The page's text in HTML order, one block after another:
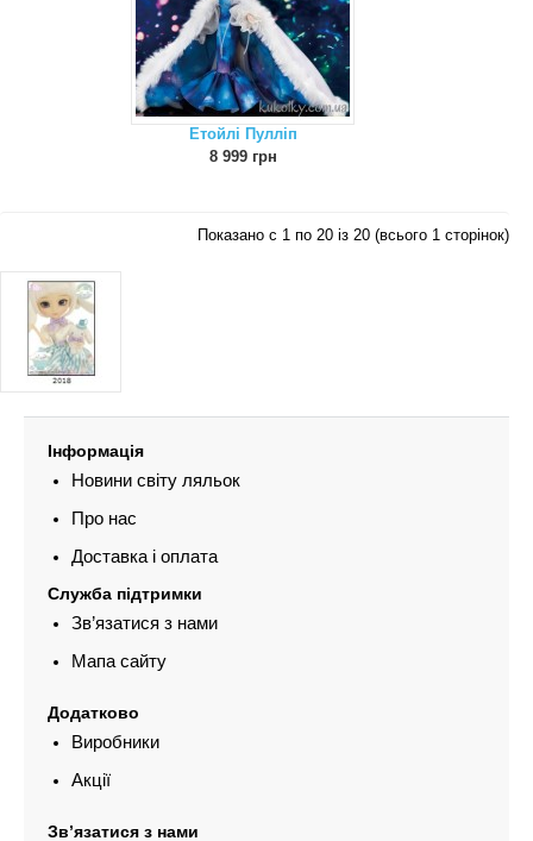
Етойлі Пулліп
8 999 грн
Показано с 1 по 20 із 20 (всього 1 сторінок)
Інформація
Новини світу ляльок
Про нас
Доставка і оплата
Служба підтримки
Зв’язатися з нами
Мапа сайту
Додатково
Виробники
Акції
Зв’язатися з нами